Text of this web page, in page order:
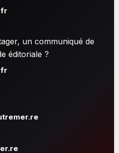
un communiqué de
éditoriale ?